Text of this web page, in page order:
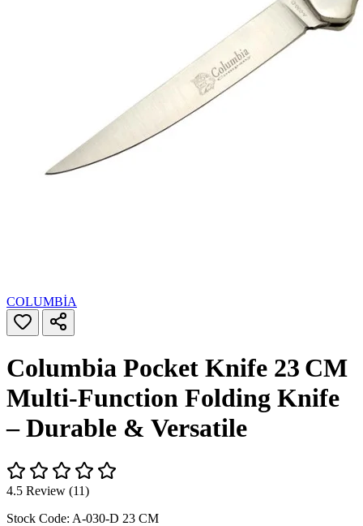
COLUMBİA
Columbia Pocket Knife 23 CM
Multi‑Function Folding Knife
– Durable & Versatile
4.5 Review (11)
Stock Code: A-030-D 23 CM